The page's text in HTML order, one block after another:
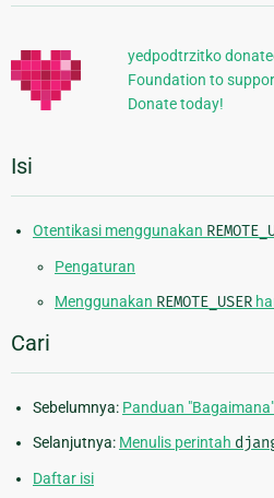
Tambahan
yedpodtrzitko
Foundation to
Donate today!
Isi
Otentikasi menggunakan
Pengaturan
Menggunakan REMOTE_USER
Cari
Sebelumnya: Panduan "Bagaimana"
Selanjutnya: Menulis perintah
Daftar isi